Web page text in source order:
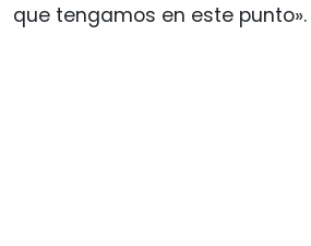
que tengamos en este punto».